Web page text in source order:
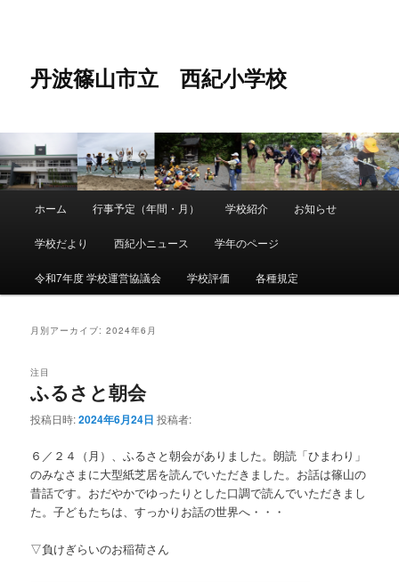
へ
移
動
移
動
丹波篠山市立 西紀小学校
ュ
メ
イ
ン
コ
テ
ツ
へ
移
サ
ブ
コ
ン
ン
へ
移
動
ホーム 行事予定（年間・月） 学校紹介 お知らせ
学校だより 西紀小ニュース 学年のページ
令和7年度 学校運営協議会 学校評価 各種規定
月別アーカイブ:2024年6月
ふるさと朝会
注目
投稿日時:2024年6月24日 投稿者:
６／２４（月）、ふるさと朝会がありました。朗読「ひまわり」
のみなさまに大型紙芝居を読んでいただきました。お話は篠山の
昔話です。おだやかでゆったりとした口調で読んでいただきまし
た。子どもたちは、すっかりお話の世界へ・・・
▽負けぎらいのお稲荷さん